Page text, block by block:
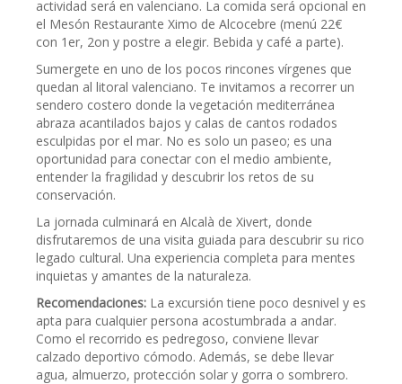
actividad será en valenciano. La comida será opcional en
el Mesón Restaurante Ximo de Alcocebre (menú 22€
con 1er, 2on y postre a elegir. Bebida y café a parte).
Sumergete en uno de los pocos rincones vírgenes que
quedan al litoral valenciano. Te invitamos a recorrer un
sendero costero donde la vegetación mediterránea
abraza acantilados bajos y calas de cantos rodados
esculpidas por el mar. No es solo un paseo; es una
oportunidad para conectar con el medio ambiente,
entender la fragilidad y descubrir los retos de su
conservación.
La jornada culminará en Alcalà de Xivert, donde
disfrutaremos de una visita guiada para descubrir su rico
legado cultural. Una experiencia completa para mentes
inquietas y amantes de la naturaleza.
Recomendaciones: La excursión tiene poco desnivel y es
apta para cualquier persona acostumbrada a andar.
Como el recorrido es pedregoso, conviene llevar
calzado deportivo cómodo. Además, se debe llevar
agua, almuerzo, protección solar y gorra o sombrero.